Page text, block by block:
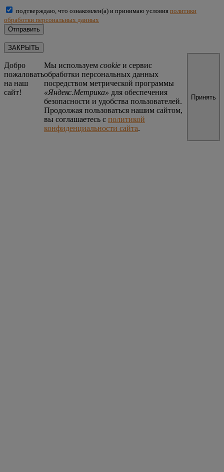
подтверждаю, что ознакомлен(а) и принимаю условия политики
обработки персональных данных
ЗАКРЫТЬ
Добро
пожаловать
на наш
сайт!
Мы используем cookie и сервис
обработки персональных данных
посредством метрической программы
«Яндекс.Метрика» для обеспечения
безопасности и удобства пользователей.
Продолжая пользоваться нашим сайтом,
вы соглашаетесь с политикой
конфиденциальности сайта.
Принять